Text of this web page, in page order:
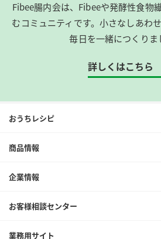
Fibee腸内会は、​Fibeeや発酵性食物
むコミュニティです。​小さなしあわ
毎日を一緒につくりま
詳しくはこちら
おうちレシピ
商品情報
企業情報
お客様相談センター
業務用サイト